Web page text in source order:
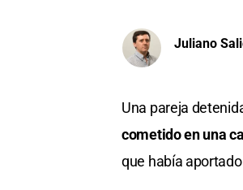
Juliano
Una pareja
cometido en una
que había